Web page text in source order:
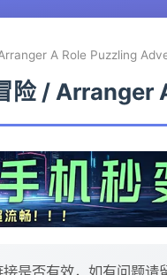
A Role Puzzling
险 /
是否有效，如有问题请